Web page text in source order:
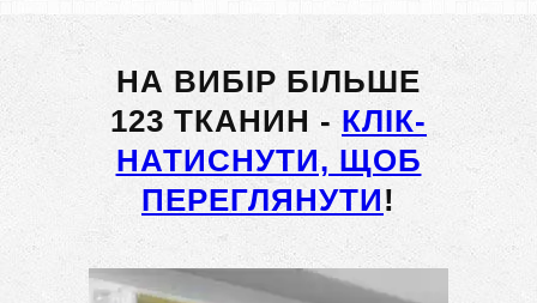
НА ВИБІР БІЛЬШЕ
123 ТКАНИН - КЛІК-
НАТИСНУТИ, ЩОБ
ПЕРЕГЛЯНУТИ!